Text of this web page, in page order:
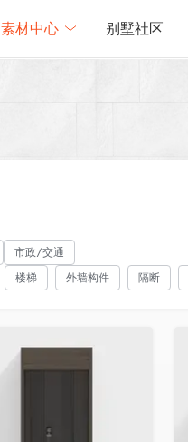
素材中心 别墅社区
市政/交通
楼梯 外墙构件 隔断
收藏